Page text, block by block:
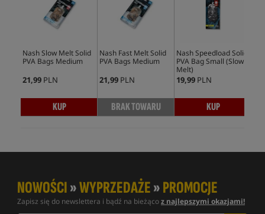
Nash Slow Melt Solid
PVA Bags Medium
21,99 PLN
KUP
Nash Fast Melt Solid
PVA Bags Medium
21,99 PLN
BRAK TOWARU
Nash Speedload Solid
PVA Bag Small (Slow
Melt)
19,99 PLN
KUP
NOWOŚCI»WYPRZEDAŻE»PROMOCJE
Zapisz się do newslettera i bądź na bieżącoz najlepszymi okazjami!